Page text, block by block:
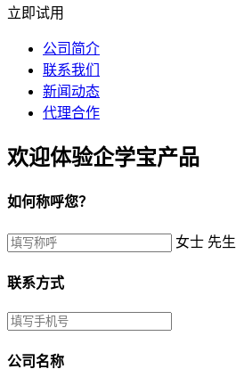
立即试用
公司简介
联系我们
新闻动态
代理合作
欢迎体验企学宝产品
如何称呼您？
女士 先生
联系方式
公司名称